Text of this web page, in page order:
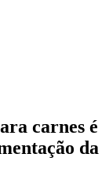
carnes é
da